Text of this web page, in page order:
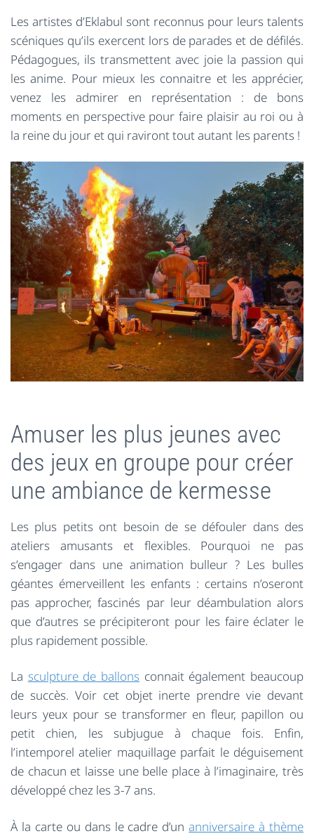
Les artistes d’Eklabul sont reconnus pour leurs talents
scéniques qu’ils exercent lors de parades et de défilés.
Pédagogues, ils transmettent avec joie la passion qui
les anime. Pour mieux les connaitre et les apprécier,
venez les admirer en représentation : de bons
moments en perspective pour faire plaisir au roi ou à
la reine du jour et qui raviront tout autant les parents !
Amuser les plus jeunes avec
des jeux en groupe pour créer
une ambiance de kermesse
Les plus petits ont besoin de se défouler dans des
ateliers amusants et flexibles. Pourquoi ne pas
s’engager dans une animation bulleur ? Les bulles
géantes émerveillent les enfants : certains n’oseront
pas approcher, fascinés par leur déambulation alors
que d’autres se précipiteront pour les faire éclater le
plus rapidement possible.
La sculpture de ballons connait également beaucoup
de succès. Voir cet objet inerte prendre vie devant
leurs yeux pour se transformer en fleur, papillon ou
petit chien, les subjugue à chaque fois. Enfin,
l’intemporel atelier maquillage parfait le déguisement
de chacun et laisse une belle place à l’imaginaire, très
développé chez les 3-7 ans.
À la carte ou dans le cadre d’unanniversaire à thème